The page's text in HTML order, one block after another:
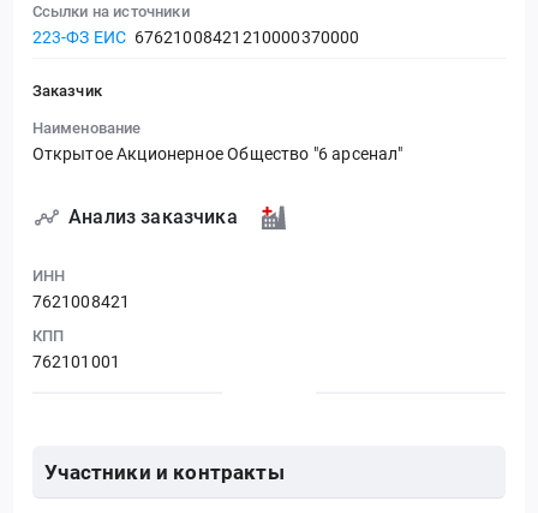
Ссылки на источники
223-ФЗ ЕИС 67621008421210000370000
Заказчик
Наименование
Открытое Акционерное Общество "6 арсенал"
Анализ заказчика
ИНН
7621008421
КПП
762101001
Участники и контракты